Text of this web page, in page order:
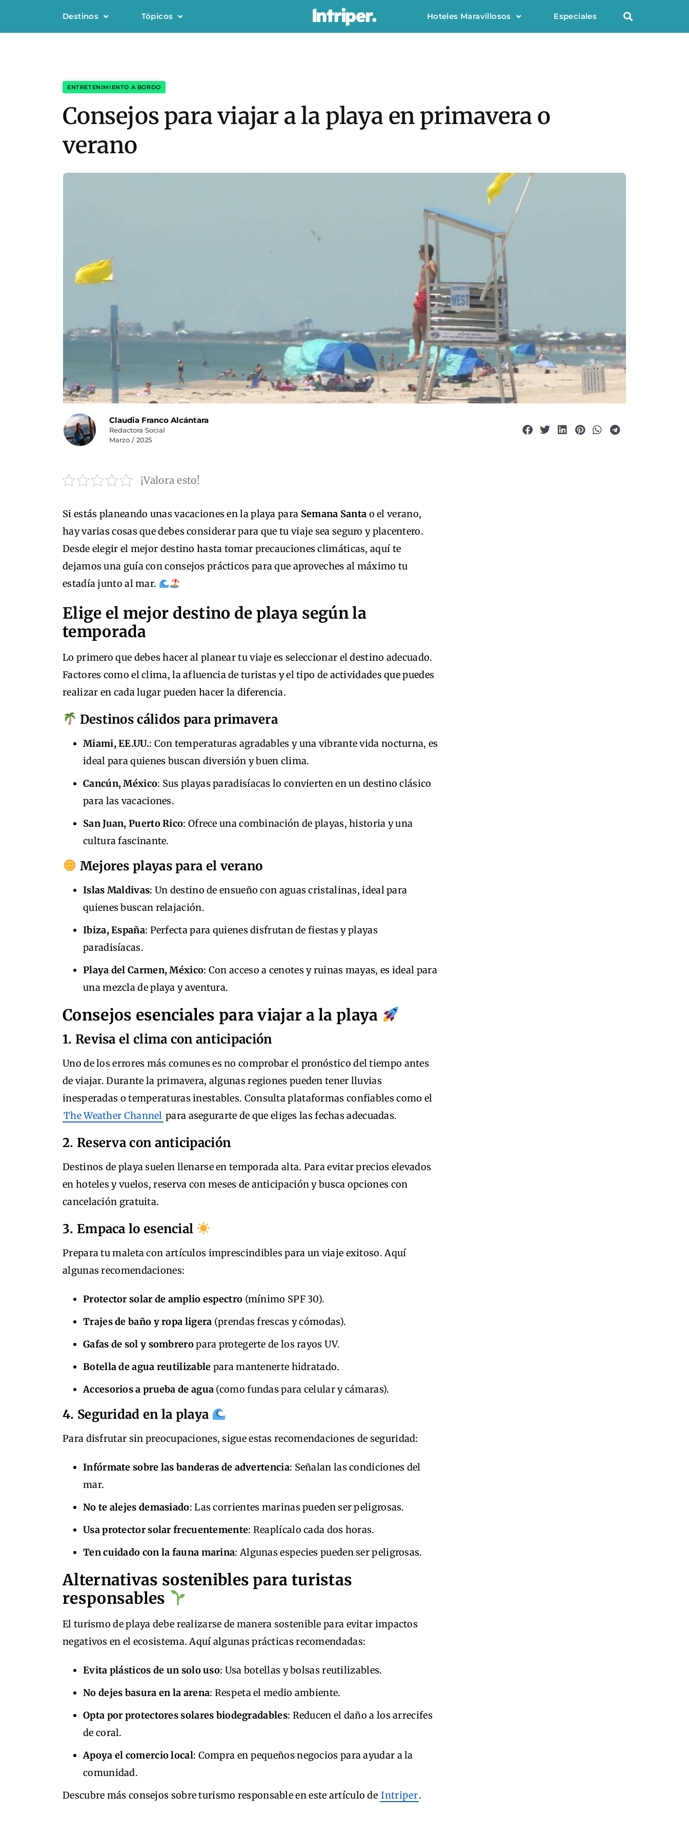
Destinos Tópicos Hoteles Maravillosos Especiales
ENTRETENIMIENTO A BORDO
Consejos para viajar a la playa en primavera o
verano
Claudia Franco Alcántara
Redactora Social
Marzo / 2025
¡Valora esto!
Si estás planeando unas vacaciones en la playa para Semana Santa o el verano,
hay varias cosas que debes considerar para que tu viaje sea seguro y placentero.
Desde elegir el mejor destino hasta tomar precauciones climáticas, aquí te
dejamos una guía con consejos prácticos para que aproveches al máximo tu
estadía junto al mar.
Elige el mejor destino de playa según la
temporada
Lo primero que debes hacer al planear tu viaje es seleccionar el destino adecuado.
Factores como el clima, la afluencia de turistas y el tipo de actividades que puedes
realizar en cada lugar pueden hacer la diferencia.
Destinos cálidos para primavera
Miami, EE.UU.: Con temperaturas agradables y una vibrante vida nocturna, es
ideal para quienes buscan diversión y buen clima.
Cancún, México: Sus playas paradisíacas lo convierten en un destino clásico
para las vacaciones.
San Juan, Puerto Rico: Ofrece una combinación de playas, historia y una
cultura fascinante.
Mejores playas para el verano
Islas Maldivas: Un destino de ensueño con aguas cristalinas, ideal para
quienes buscan relajación.
Ibiza, España: Perfecta para quienes disfrutan de fiestas y playas
paradisíacas.
Playa del Carmen, México: Con acceso a cenotes y ruinas mayas, es ideal para
una mezcla de playa y aventura.
Consejos esenciales para viajar a la playa
1. Revisa el clima con anticipación
Uno de los errores más comunes es no comprobar el pronóstico del tiempo antes
de viajar. Durante la primavera, algunas regiones pueden tener lluvias
inesperadas o temperaturas inestables. Consulta plataformas confiables como el
The Weather Channel para asegurarte de que eliges las fechas adecuadas.
2. Reserva con anticipación
Destinos de playa suelen llenarse en temporada alta. Para evitar precios elevados
en hoteles y vuelos, reserva con meses de anticipación y busca opciones con
cancelación gratuita.
3. Empaca lo esencial
Prepara tu maleta con artículos imprescindibles para un viaje exitoso. Aquí
algunas recomendaciones:
Protector solar de amplio espectro (mínimo SPF 30).
Trajes de baño y ropa ligera (prendas frescas y cómodas).
Gafas de sol y sombreropara protegerte de los rayos UV.
Botella de agua reutilizable para mantenerte hidratado.
Accesorios a prueba de agua (como fundas para celular y cámaras).
4. Seguridad en la playa
Para disfrutar sin preocupaciones, sigue estas recomendaciones de seguridad:
Infórmate sobre las banderas de advertencia: Señalan las condiciones del
mar.
No te alejes demasiado: Las corrientes marinas pueden ser peligrosas.
Usa protector solar frecuentemente: Reaplícalo cada dos horas.
Ten cuidado con la fauna marina: Algunas especies pueden ser peligrosas.
Alternativas sostenibles para turistas
responsables
El turismo de playa debe realizarse de manera sostenible para evitar impactos
negativos en el ecosistema. Aquí algunas prácticas recomendadas:
Evita plásticos de un solo uso: Usa botellas y bolsas reutilizables.
No dejes basura en la arena: Respeta el medio ambiente.
Opta por protectores solares biodegradables: Reducen el daño a los arrecifes
de coral.
Apoya el comercio local: Compra en pequeños negocios para ayudar a la
comunidad.
Descubre más consejos sobre turismo responsable en este artículo de Intriper.